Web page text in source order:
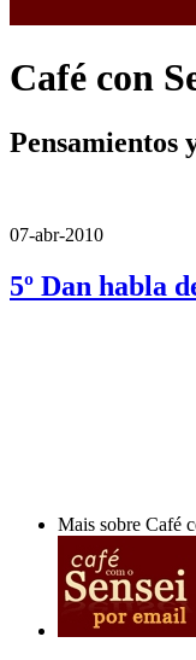
Café con
Pensamientos
07-abr-2010
5º Dan habla
Mais sobre Café